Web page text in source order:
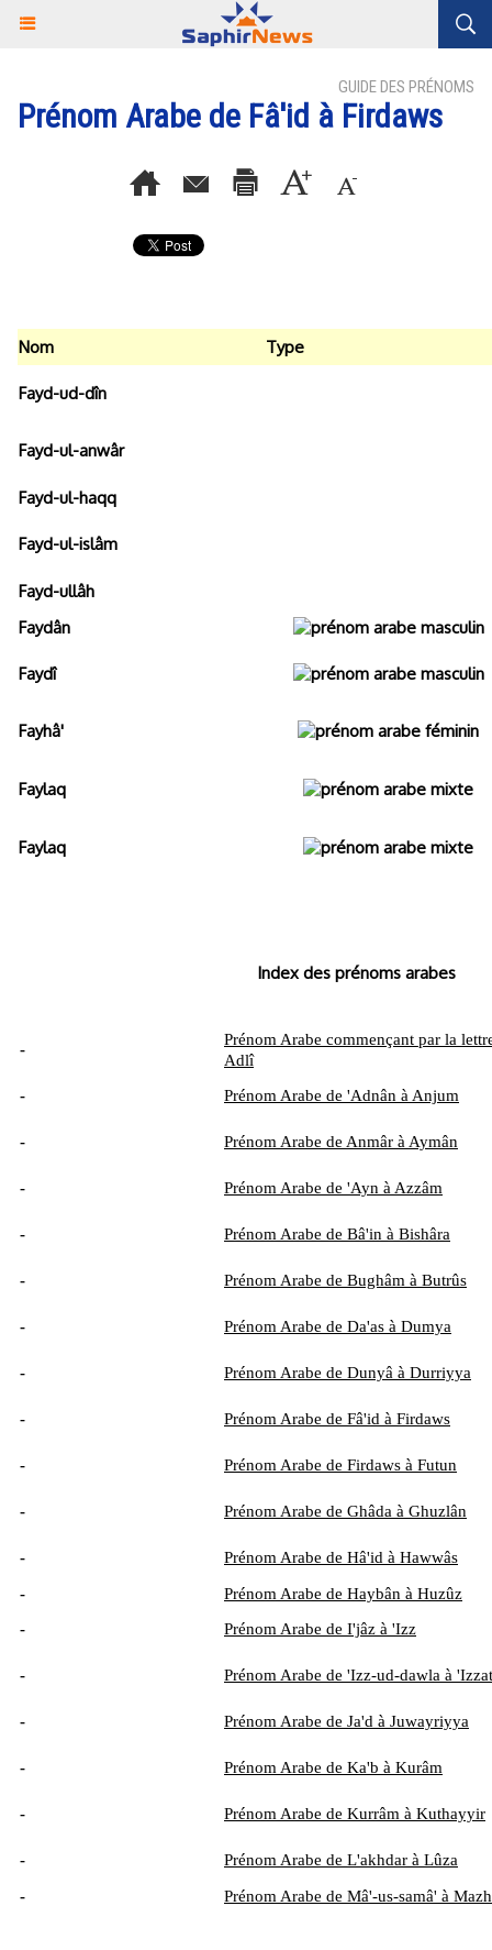
GUIDE DES PRÉNOMS
Prénom Arabe de Fâ'id à Firdaws
Nom Type
Fayd-ud-dîn
Fayd-ul-anwâr
Fayd-ul-haqq
Fayd-ul-islâm
Fayd-ullâh
Faydân
Faydî
Fayhâ'
Faylaq
Faylaq
Index des prénoms arabes
-
Prénom Arabe commençant par la
Adlî
-
Prénom Arabe de 'Adnân à Anjum
- Prénom Arabe de Anmâr à Aymân
- Prénom Arabe de 'Ayn à Azzâm
- Prénom Arabe de Bâ'in à Bishâra
- Prénom Arabe de Bughâm à Butrûs
- Prénom Arabe de Da'as à Dumya
- Prénom Arabe de Dunyâ à Durriyya
- Prénom Arabe de Fâ'id à Firdaws
- Prénom Arabe de Firdaws à Futun
- Prénom Arabe de Ghâda à Ghuzlân
- Prénom Arabe de Hâ'id à Hawwâs
-
Prénom Arabe de Haybân à Huzûz
-
Prénom Arabe de I'jâz à 'Izz
- Prénom Arabe de 'Izz-ud-dawla à 'Izzat
- Prénom Arabe de Ja'd à Juwayriyya
- Prénom Arabe de Ka'b à Kurâm
- Prénom Arabe de Kurrâm à Kuthayyir
- Prénom Arabe de L'akhdar à Lûza
- Prénom Arabe de Mâ'-us-samâ' à